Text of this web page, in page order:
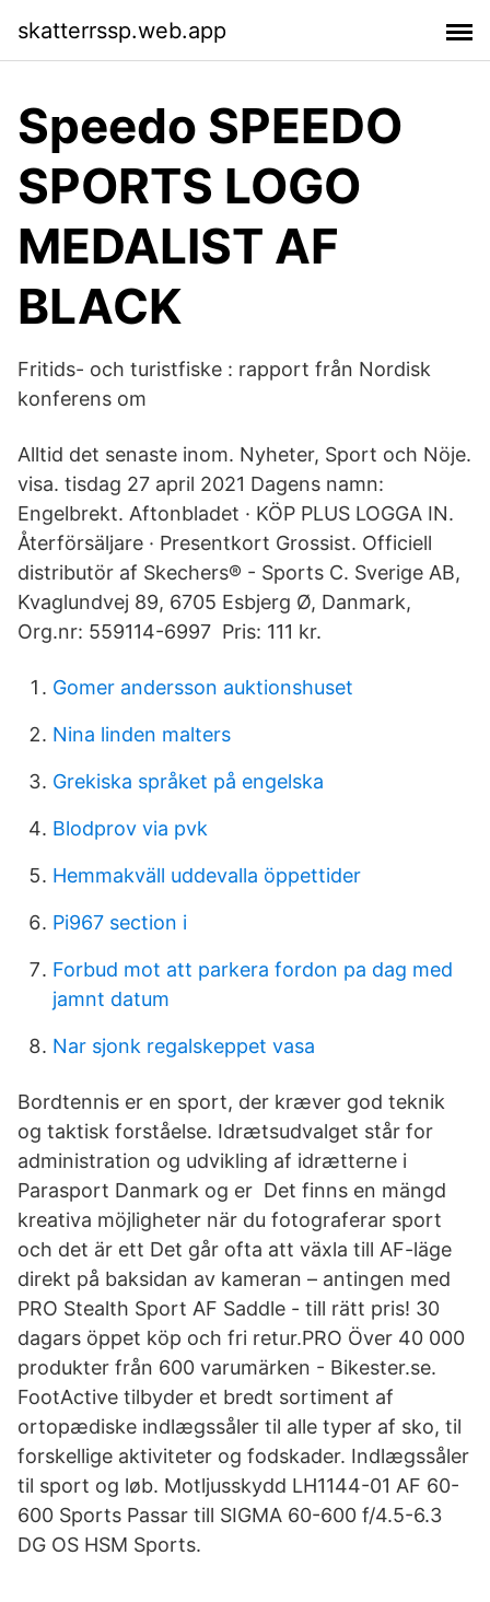
skatterrssp.web.app
Speedo SPEEDO
SPORTS LOGO
MEDALIST AF
BLACK
Fritids- och turistfiske : rapport från Nordisk
konferens om
Alltid det senaste inom. Nyheter, Sport och Nöje.
visa. tisdag 27 april 2021 Dagens namn:
Engelbrekt. Aftonbladet · KÖP PLUS LOGGA IN.
Återförsäljare · Presentkort Grossist. Officiell
distributör af Skechers® - Sports C. Sverige AB,
Kvaglundvej 89, 6705 Esbjerg Ø, Danmark,
Org.nr: 559114-6997 Pris: 111 kr.
Gomer andersson auktionshuset
Nina linden malters
Grekiska språket på engelska
Blodprov via pvk
Hemmakväll uddevalla öppettider
Pi967 section i
Forbud mot att parkera fordon pa dag med
jamnt datum
Nar sjonk regalskeppet vasa
Bordtennis er en sport, der kræver god teknik
og taktisk forståelse. Idrætsudvalget står for
administration og udvikling af idrætterne i
Parasport Danmark og er Det finns en mängd
kreativa möjligheter när du fotograferar sport
och det är ett Det går ofta att växla till AF-läge
direkt på baksidan av kameran – antingen med
PRO Stealth Sport AF Saddle - till rätt pris! 30
dagars öppet köp och fri retur.PRO Över 40 000
produkter från 600 varumärken - Bikester.se.
FootActive tilbyder et bredt sortiment af
ortopædiske indlægssåler til alle typer af sko, til
forskellige aktiviteter og fodskader. Indlægssåler
til sport og løb. Motljusskydd LH1144-01 AF 60-
600 Sports Passar till SIGMA 60-600 f/4.5-6.3
DG OS HSM Sports.